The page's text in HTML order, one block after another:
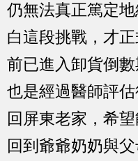
仍無法真正篤定
白這段挑戰，才
前已進入卸貨倒
也是經過醫師評
回屏東老家，希
回到爺爺奶奶與